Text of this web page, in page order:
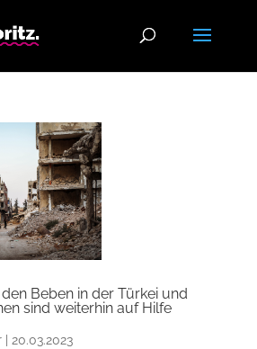
Beben in der Türkei und
sind weiterhin auf Hilfe
| 20.03.2023